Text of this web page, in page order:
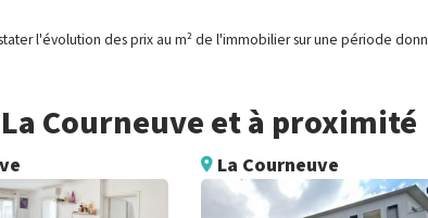
l'évolution des prix au m² de l'immobilier sur une période
Courneuve et à proximité
La Courneuve